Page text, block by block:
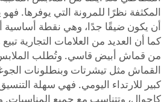
المكثفة نظرًا للمرونة التي يوفرها.
أن يكون ضيقًا جدًا، وهي نقطة أساسية
كما أن العديد من العلامات التجارية
من قماش أبيض قاسي. وتُطلب
القماش مثل تيشرتات وبنطلونات
كبير للارتداء اليومي. فهي سهلة
كاجوال، وتتناسب مع جميع المناسبات.